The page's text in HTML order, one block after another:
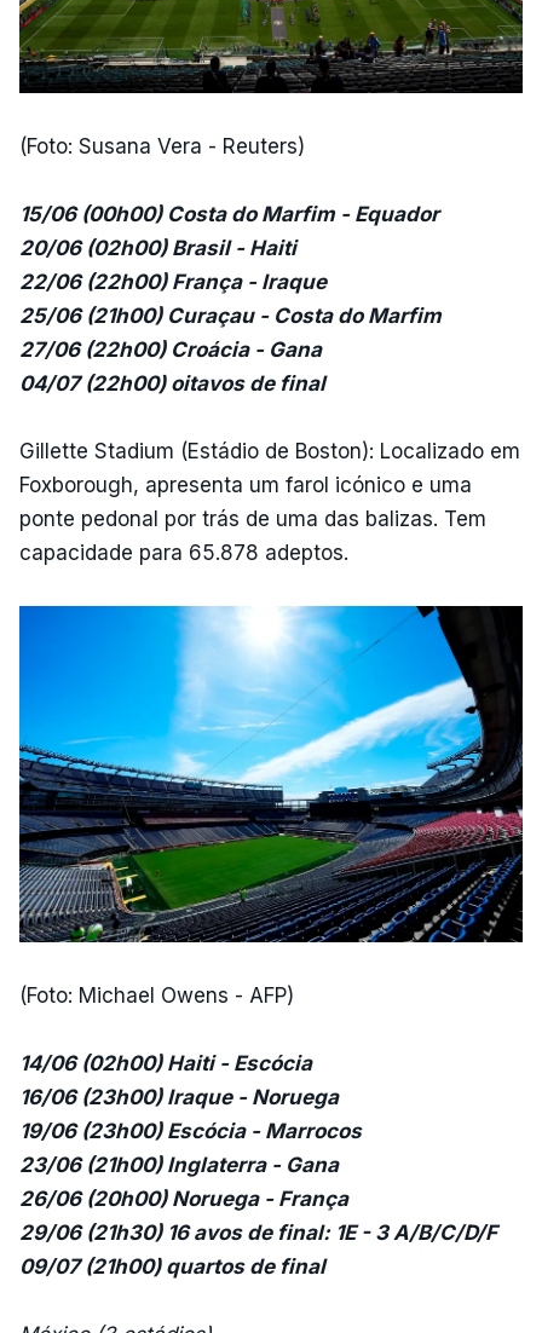
(Foto: Susana Vera - Reuters)
15/06 (00h00) Costa do Marfim - Equador
20/06 (02h00) Brasil - Haiti
22/06 (22h00) França - Iraque
25/06 (21h00) Curaçau - Costa do Marfim
27/06 (22h00) Croácia - Gana
04/07 (22h00) oitavos de final
Gillette Stadium (Estádio de Boston): Localizado em
Foxborough, apresenta um farol icónico e uma
ponte pedonal por trás de uma das balizas. Tem
capacidade para 65.878 adeptos.
(Foto: Michael Owens - AFP)
14/06 (02h00) Haiti - Escócia
16/06 (23h00) Iraque - Noruega
19/06 (23h00) Escócia - Marrocos
23/06 (21h00) Inglaterra - Gana
26/06 (20h00) Noruega - França
29/06 (21h30) 16 avos de final: 1E - 3 A/B/C/D/F
09/07 (21h00) quartos de final